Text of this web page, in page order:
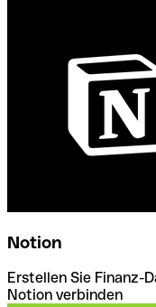
Notion
Erstellen Sie Finanz-
Notion verbinden